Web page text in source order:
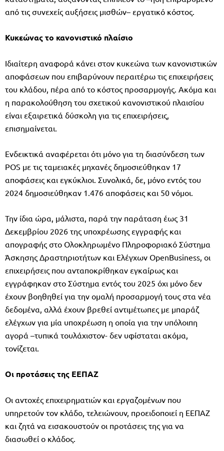
από τις συνεχείς αυξήσεις μισθών– εργατικό κόστος.
Κυκεώνας το κανονιστικό πλαίσιο
Ιδιαίτερη αναφορά κάνει στον κυκεώνα των κανονιστικών
αποφάσεων που επιβαρύνουν περαιτέρω τις επιχειρήσεις
του κλάδου, πέρα από το κόστος προσαρμογής. Ακόμα και
η παρακολούθηση του σχετικού κανονιστικού πλαισίου
είναι εξαιρετικά δύσκολη για τις επιχειρήσεις,
επισημαίνεται.
Ενδεικτικά αναφέρεται ότι μόνο για τη διασύνδεση των
POS με τις ταμειακές μηχανές δημοσιεύθηκαν 17
αποφάσεις και εγκύκλιοι. Συνολικά, δε, μόνο εντός του
2024 δημοσιεύθηκαν 1.476 αποφάσεις και 50 νόμοι.
Την ίδια ώρα, μάλιστα, παρά την παράταση έως 31
Δεκεμβρίου 2026 της υποχρέωσης εγγραφής και
απογραφής στο Ολοκληρωμένο Πληροφοριακό Σύστημα
Άσκησης Δραστηριοτήτων και Ελέγχων OpenBusiness, οι
επιχειρήσεις που ανταποκρίθηκαν εγκαίρως και
εγγράφηκαν στο Σύστημα εντός του 2025 όχι μόνο δεν
έχουν βοηθηθεί για την ομαλή προσαρμογή τους στα νέα
δεδομένα, αλλά έχουν βρεθεί αντιμέτωπες με μπαράζ
ελέγχων για μία υποχρέωση η οποία για την υπόλοιπη
αγορά –τυπικά τουλάχιστον- δεν υφίσταται ακόμα,
τονίζεται.
Οι προτάσεις της ΕΕΠΑΖ
Οι αντοχές επιχειρηματιών και εργαζομένων που
υπηρετούν τον κλάδο, τελειώνουν, προειδοποιεί η ΕΕΠΑΖ
και ζητά να εισακουστούν οι προτάσεις της για να
διασωθεί ο κλάδος.